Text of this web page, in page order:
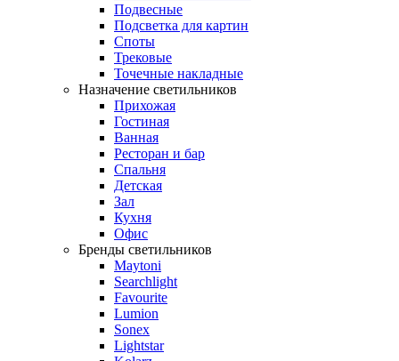
Подвесные
Подсветка для картин
Споты
Трековые
Точечные накладные
Назначение светильников
Прихожая
Гостиная
Ванная
Ресторан и бар
Спальня
Детская
Зал
Кухня
Офис
Бренды светильников
Maytoni
Searchlight
Favourite
Lumion
Sonex
Lightstar